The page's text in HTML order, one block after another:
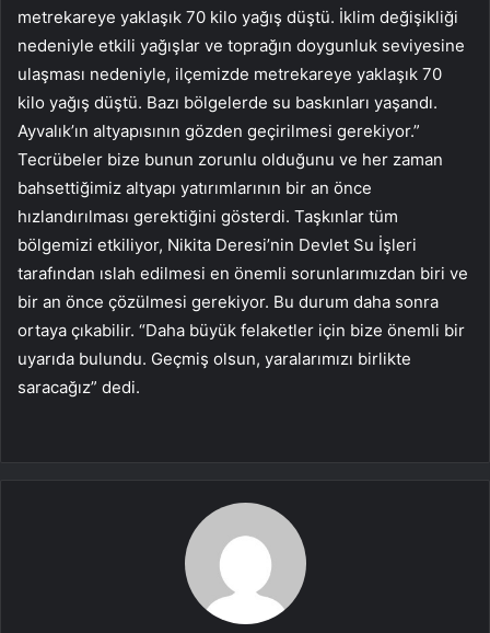
metrekareye yaklaşık 70 kilo yağış düştü. İklim değişikliği
nedeniyle etkili yağışlar ve toprağın doygunluk seviyesine
ulaşması nedeniyle, ilçemizde metrekareye yaklaşık 70
kilo yağış düştü. Bazı bölgelerde su baskınları yaşandı.
Ayvalık’ın altyapısının gözden geçirilmesi gerekiyor.”
Tecrübeler bize bunun zorunlu olduğunu ve her zaman
bahsettiğimiz altyapı yatırımlarının bir an önce
hızlandırılması gerektiğini gösterdi. Taşkınlar tüm
bölgemizi etkiliyor, Nikita Deresi’nin Devlet Su İşleri
tarafından ıslah edilmesi en önemli sorunlarımızdan biri ve
bir an önce çözülmesi gerekiyor. Bu durum daha sonra
ortaya çıkabilir. “Daha büyük felaketler için bize önemli bir
uyarıda bulundu. Geçmiş olsun, yaralarımızı birlikte
saracağız” dedi.